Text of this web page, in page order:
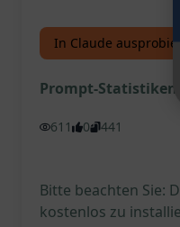
In Claude
Prompt-Statistiken
611 0 441
Bitte beachten Sie:
kostenlos zu